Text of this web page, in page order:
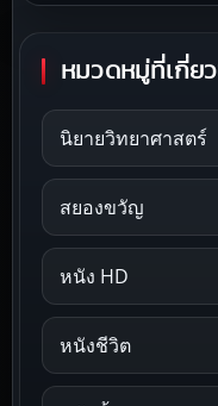
หมวดหมู่ที่เกี่ย
นิยายวิทยาศาสตร์
สยองขวัญ
หนัง HD
หนังชีวิต